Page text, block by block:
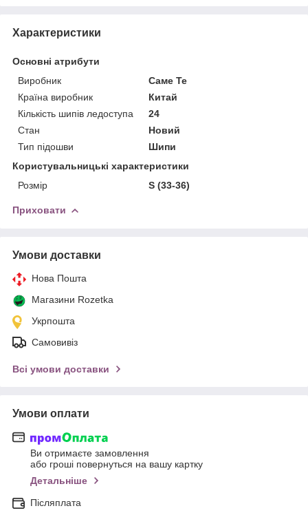
Характеристики
Основні атрибути
Виробник
Саме Те
Країна виробник
Китай
Кількість шипів ледоступа
24
Стан
Новий
Тип підошви
Шипи
Користувальницькі характеристики
Розмір
S (33-36)
Приховати
Умови доставки
Нова Пошта
Магазини Rozetka
Укрпошта
Самовивіз
Всі умови доставки
Умови оплати
Ви отримаєте замовлення
або гроші повернуться на вашу картку
Детальніше
Післяплата